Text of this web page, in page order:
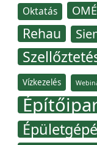
Oktatás
Rehau
Vízkezelés